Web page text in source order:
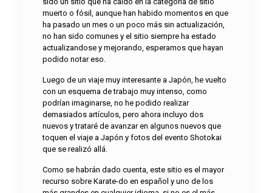
muerto o fósil, aunque han habido momentos en que
ha pasado un mes o un poco más sin actualización,
no han sido comunes y el sitio siempre ha estado
actualizandose y mejorando, esperamos que hayan
podido notar eso.
Luego de un viaje muy interesante a Japón, he vuelto
con un esquema de trabajo muy intenso, como
podrían imaginarse, no he podido realizar
demasiados artículos, pero ahora incluyo dos
nuevos y trataré de avanzar en algunos nuevos que
toquen el viaje a Japón y fotos del evento Shotokai
que se realizó allá.
Como se habrán dado cuenta, este sitio es el mayor
recurso sobre Karate-do en español y uno de los